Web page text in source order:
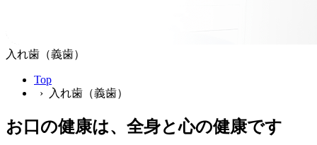
入れ歯（義歯）
Top
› 入れ歯（義歯）
お口の健康は、全身と心の健康です